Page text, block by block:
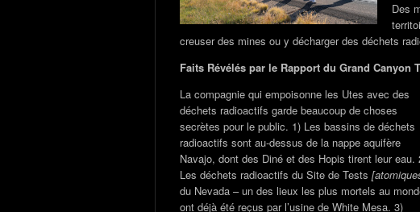
Des
creuser des mines ou y décharger des déchets
Faits Révélés par le Rapport du Grand Canyon
La compagnie qui empoisonne les Utes avec des
déchets radioactifs garde beaucoup de choses
secrètes pour le public. 1) Les bassins de déchets
radioactifs sont au-dessus de la nappe aquifère
Navajo, dont des Diné et des Hopis tirent leur eau.
Les déchets radioactifs du Site de Tests
du Nevada – un des lieux les plus mortels au
ont déjà été reçus par l’usine de White Mesa. 3)